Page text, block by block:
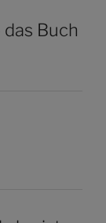
Buch